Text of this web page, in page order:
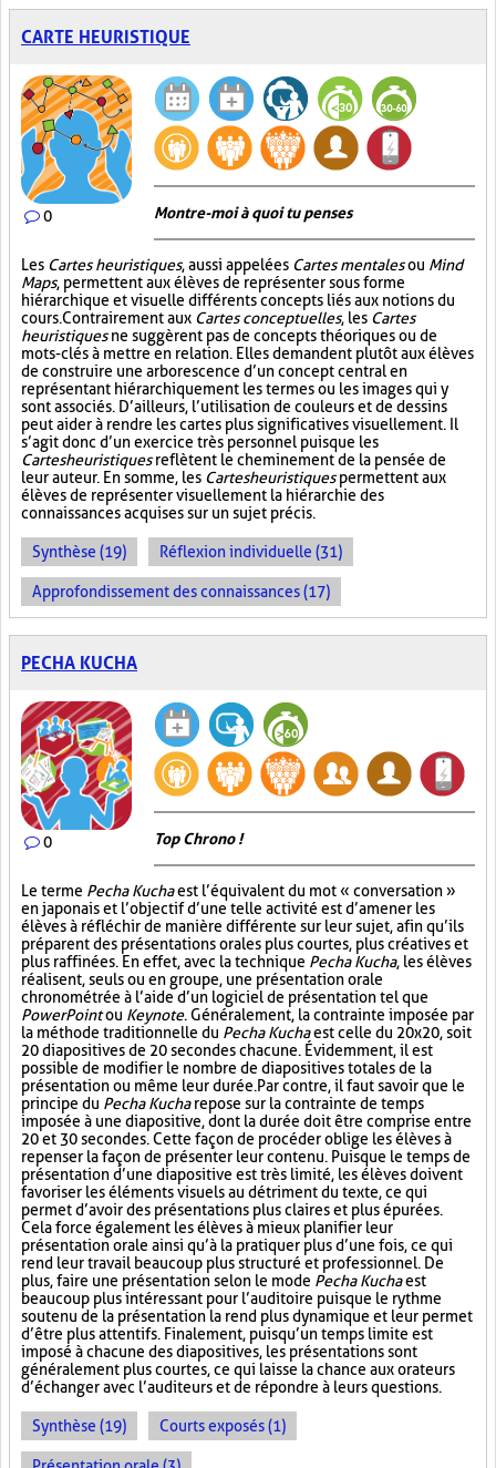
CARTE HEURISTIQUE
0 Montre-moi à quoi tu penses
Les Cartes heuristiques, aussi appelées Cartes mentalesou Mind
Maps, permettent aux élèves de représenter sous forme
hiérarchique et visuelle différents concepts liés aux notions du
cours. Contrairement aux Cartes conceptuelles, les Cartes
heuristiquesne suggèrent pas de concepts théoriques ou de
mots-clés à mettre en relation. Elles demandent plutôt aux élèves
de construire une arborescence d’un concept central en
représentant hiérarchiquement les termes ou les images qui y
sont associés. D’ailleurs, l’utilisation de couleurs et de dessins
peut aider à rendre les cartes plus significatives visuellement. Il
s’agit donc d’un exercice très personnel puisque les
Cartes heuristiquesreflètent le cheminement de la pensée de
leur auteur. En somme, les Cartes heuristiquespermettent aux
élèves de représenter visuellement la hiérarchie des
connaissances acquises sur un sujet précis.
Synthèse (19) Réflexion individuelle (31)
Approfondissement des connaissances (17)
PECHA KUCHA
0 Top Chrono !
Le terme Pecha Kuchaest l’équivalent du mot « conversation »
en japonais et l’objectif d’une telle activité est d’amener les
élèves à réfléchir de manière différente sur leur sujet, afin qu’ils
préparent des présentations orales plus courtes, plus créatives et
plus raffinées. En effet, avec la technique Pecha Kucha, les élèves
réalisent, seuls ou en groupe, une présentation orale
chronométrée à l’aide d’un logiciel de présentation tel que
PowerPointou Keynote. Généralement, la contrainte imposée par
la méthode traditionnelle du Pecha Kuchaest celle du 20x20, soit
20 diapositives de 20 secondes chacune. Évidemment, il est
possible de modifier le nombre de diapositives totales de la
présentation ou même leur durée. Par contre, il faut savoir que le
principe du Pecha Kucharepose sur la contrainte de temps
imposée à une diapositive, dont la durée doit être comprise entre
20 et 30 secondes. Cette façon de procéder oblige les élèves à
repenser la façon de présenter leur contenu. Puisque le temps de
présentation d’une diapositive est très limité, les élèves doivent
favoriser les éléments visuels au détriment du texte, ce qui
permet d’avoir des présentations plus claires et plus épurées.
Cela force également les élèves à mieux planifier leur
présentation orale ainsi qu’à la pratiquer plus d’une fois, ce qui
rend leur travail beaucoup plus structuré et professionnel. De
plus, faire une présentation selon le mode Pecha Kuchaest
beaucoup plus intéressant pour l’auditoire puisque le rythme
soutenu de la présentation la rend plus dynamique et leur permet
d’être plus attentifs. Finalement, puisqu’un temps limite est
imposé à chacune des diapositives, les présentations sont
généralement plus courtes, ce qui laisse la chance aux orateurs
d’échanger avec l’auditeurs et de répondre à leurs questions.
Synthèse (19) Courts exposés (1)